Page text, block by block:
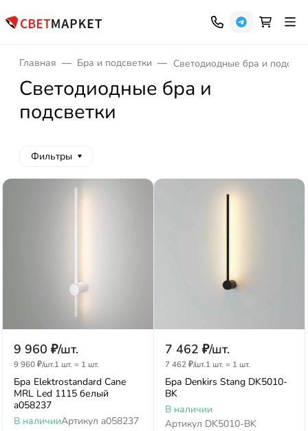
Главная Бра и подсветки Светодиодные бра и
Светодиодные бра и
подсветки
Фильтры
9 960 ₽/шт.
9 960₽/шт.1 шт. = 1 шт.
Бра Elektrostandard Cane
MRL Led 1115 белый
a058237
В наличииАртикул a058237
7 462 ₽/шт.
7 462₽/шт.1 шт. = 1 шт.
Бра Denkirs Stang DK5010-
BK
В наличии
Артикул DK5010-BK